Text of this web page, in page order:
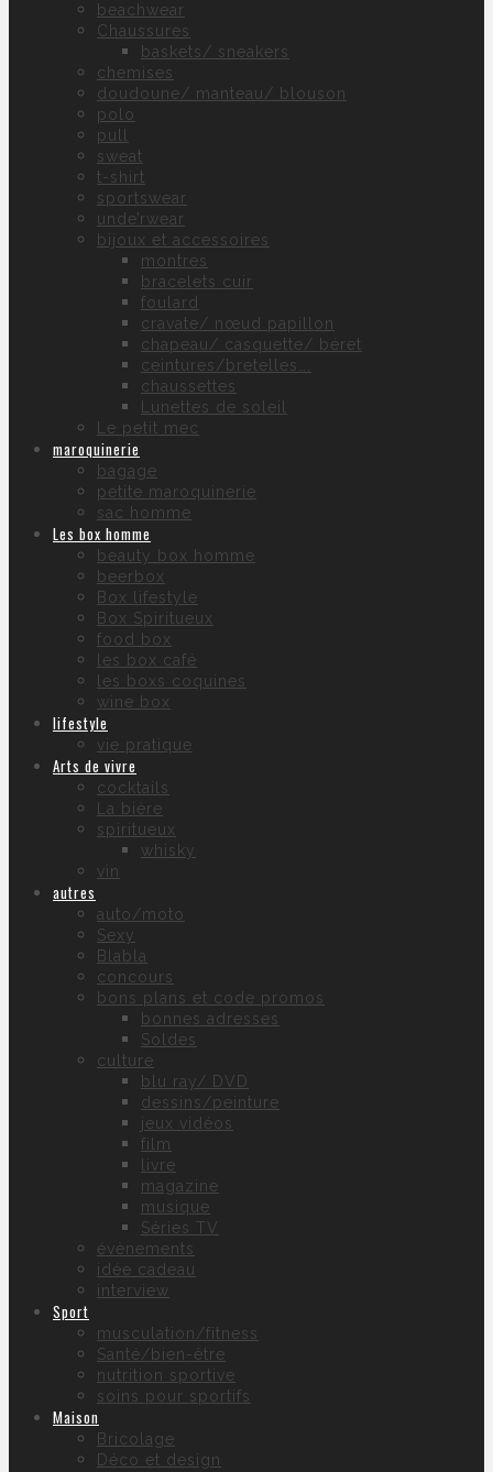
beachwear
Chaussures
baskets/ sneakers
chemises
doudoune/ manteau/ blouson
polo
pull
sweat
t-shirt
sportswear
unde’rwear
bijoux et accessoires
montres
bracelets cuir
foulard
cravate/ nœud papillon
chapeau/ casquette/ béret
ceintures/bretelles….
chaussettes
Lunettes de soleil
Le petit mec
maroquinerie
bagage
petite maroquinerie
sac homme
Les box homme
beauty box homme
beerbox
Box lifestyle
Box Spiritueux
food box
les box café
les boxs coquines
wine box
lifestyle
vie pratique
Arts de vivre
cocktails
La bière
spiritueux
whisky
vin
autres
auto/moto
Sexy
Blabla
concours
bons plans et code promos
bonnes adresses
Soldes
culture
blu ray/ DVD
dessins/peinture
jeux vidéos
film
livre
magazine
musique
Séries TV
évènements
idée cadeau
interview
Sport
musculation/fitness
Santé/bien-être
nutrition sportive
soins pour sportifs
Maison
Bricolage
Déco et design